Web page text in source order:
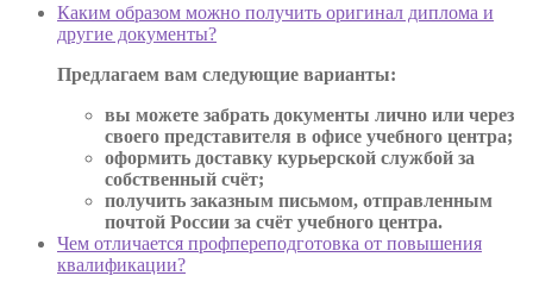
Каким образом можно получить оригинал диплома и
другие документы?
Предлагаем вам следующие варианты:
вы можете забрать документы лично или через
своего представителя в офисе учебного центра;
оформить доставку курьерской службой за
собственный счёт;
получить заказным письмом, отправленным
почтой России за счёт учебного центра.
Чем отличается профпереподготовка от повышения
квалификации?